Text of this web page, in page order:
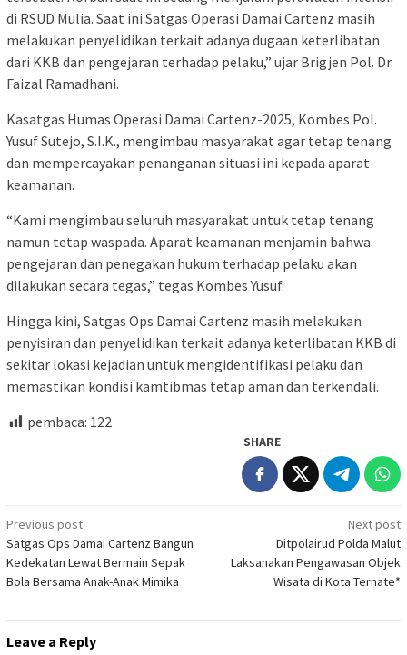
di RSUD Mulia. Saat ini Satgas Operasi Damai Cartenz masih
melakukan penyelidikan terkait adanya dugaan keterlibatan
dari KKB dan pengejaran terhadap pelaku,” ujar Brigjen Pol. Dr.
Faizal Ramadhani.
Kasatgas Humas Operasi Damai Cartenz-2025, Kombes Pol.
Yusuf Sutejo, S.I.K., mengimbau masyarakat agar tetap tenang
dan mempercayakan penanganan situasi ini kepada aparat
keamanan.
“Kami mengimbau seluruh masyarakat untuk tetap tenang
namun tetap waspada. Aparat keamanan menjamin bahwa
pengejaran dan penegakan hukum terhadap pelaku akan
dilakukan secara tegas,” tegas Kombes Yusuf.
Hingga kini, Satgas Ops Damai Cartenz masih melakukan
penyisiran dan penyelidikan terkait adanya keterlibatan KKB di
sekitar lokasi kejadian untuk mengidentifikasi pelaku dan
memastikan kondisi kamtibmas tetap aman dan terkendali.
pembaca: 122
SHARE
Post
navigation
Previous post
Satgas Ops Damai Cartenz Bangun
Kedekatan Lewat Bermain Sepak
Bola Bersama Anak-Anak Mimika
Next post
Ditpolairud Polda Malut
Laksanakan Pengawasan Objek
Wisata di Kota Ternate*
Leave a Reply